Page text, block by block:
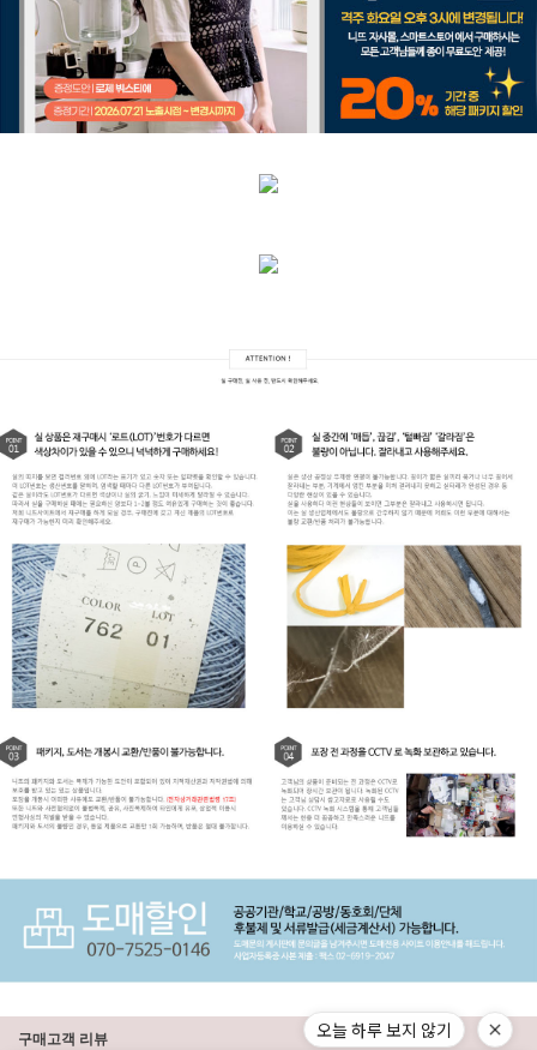
구매고객 리뷰 오늘 하루 보지 않기